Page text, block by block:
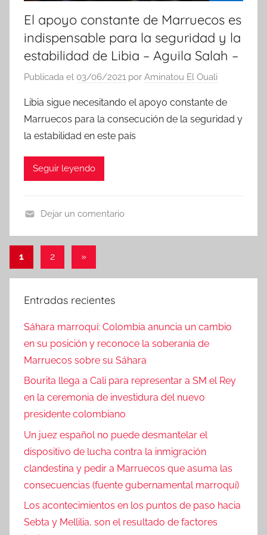
El apoyo constante de Marruecos es
indispensable para la seguridad y la
estabilidad de Libia – Aguila Salah –
Publicada el 03/06/2021 por Aminatou El Ouali
Libia sigue necesitando el apoyo constante de
Marruecos para la consecución de la seguridad y
la estabilidad en este país
Seguir leyendo
o
i
a
Dejar un comentario
Paginación
de
entradas
1 2
Entradas
siguientes
»
Entradas recientes
Sáhara marroquí: Colombia anuncia un cambio
en su posición y reconoce la soberanía de
Marruecos sobre su Sáhara
Bourita llega a Cali para representar a SM el Rey
en la ceremonia de investidura del nuevo
presidente colombiano
Un juez español no puede desmantelar el
dispositivo de lucha contra la inmigración
clandestina y pedir a Marruecos que asuma las
consecuencias (fuente gubernamental marroquí)
Los acontecimientos en los puntos de paso hacia
Sebta y Mellilia, son el resultado de factores